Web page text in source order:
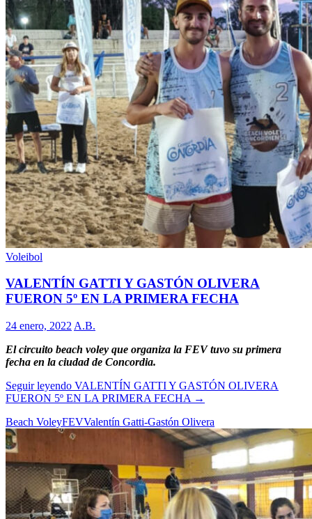
Voleibol
VALENTÍN GATTI Y GASTÓN OLIVERA
FUERON 5º EN LA PRIMERA FECHA
24 enero, 2022 A.B.
El circuito beach voley que organiza la FEV tuvo su primera
fecha en la ciudad de Concordia.
Seguir leyendo VALENTÍN GATTI Y GASTÓN OLIVERA
FUERON 5º EN LA PRIMERA FECHA →
Beach VoleyFEVValentín Gatti-Gastón Olivera